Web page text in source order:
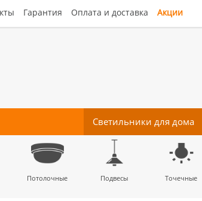
Гарантия Оплата и доставка Акции
Светильники для дома
Потолочные Подвесы Точечные
Настенные Потолочные